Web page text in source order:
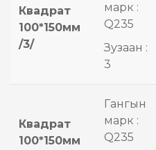
Квадрат
100*150мм
/3/
марк :
Q235
Зузаан :
3
Квадрат
100*150мм
Гангын
марк :
Q235